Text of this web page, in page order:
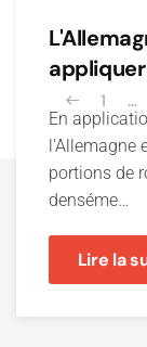
En
l'Allemagne
portions de
denséme…
Lire la
1 …